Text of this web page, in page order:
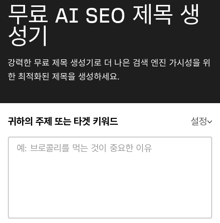
무료 AI SEO 제목 생
성기
강력한 무료 제목 생성기로 더 나은 검색 엔진 가시성을 위
한 최적화된 제목을 생성하세요.
귀하의 주제 또는 타겟 키워드 설정